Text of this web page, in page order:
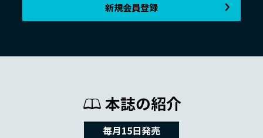
新規会員登録
本誌の紹介
毎月15日発売